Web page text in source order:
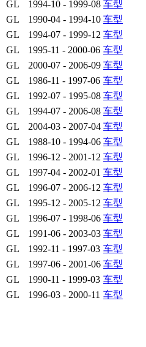
GL 1994-10 - 1999-08 车型
GL 1990-04 - 1994-10 车型
GL 1994-07 - 1999-12 车型
GL 1995-11 - 2000-06 车型
GL 2000-07 - 2006-09 车型
GL 1986-11 - 1997-06 车型
GL 1992-07 - 1995-08 车型
GL 1994-07 - 2006-08 车型
GL 2004-03 - 2007-04 车型
GL 1988-10 - 1994-06 车型
GL 1996-12 - 2001-12 车型
GL 1997-04 - 2002-01 车型
GL 1996-07 - 2006-12 车型
GL 1995-12 - 2005-12 车型
GL 1996-07 - 1998-06 车型
GL 1991-06 - 2003-03 车型
GL 1992-11 - 1997-03 车型
GL 1997-06 - 2001-06 车型
GL 1990-11 - 1999-03 车型
GL 1996-03 - 2000-11 车型